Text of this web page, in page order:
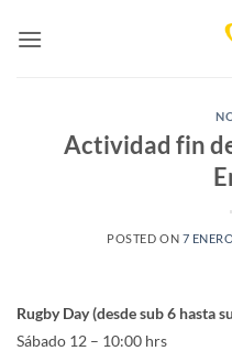
Actividad fin
POSTED ON 7
Rugby Day (desde sub 6 hasta
Sábado 12 – 10:00 hrs